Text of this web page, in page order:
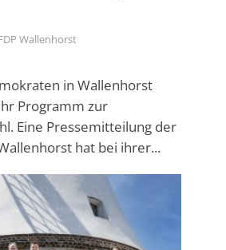
Wallenhorst
in Wallenhorst
Programm zur
Eine Pressemitteilung der
hat bei ihrer...